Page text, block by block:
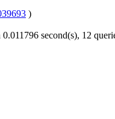
)
0.011796 second(s), 12